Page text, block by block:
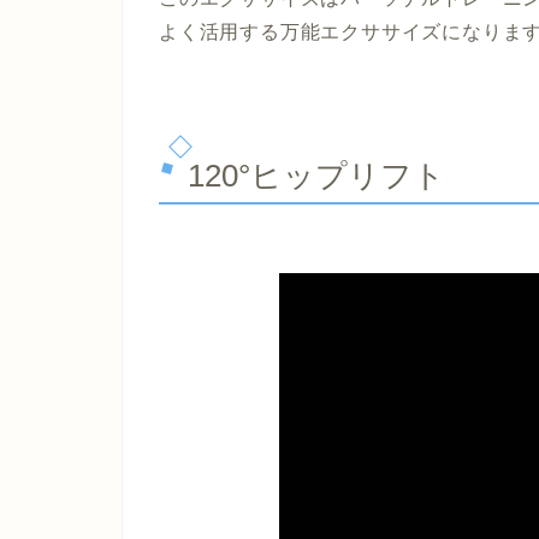
よく活用する万能エクササイズになりま
120°ヒップリフト